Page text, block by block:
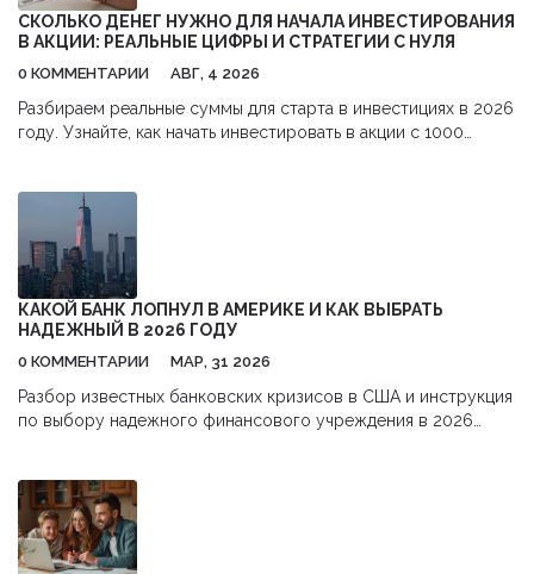
интересные факты сделают посещение выставки проще и
эффективнее.
СКОЛЬКО ДЕНЕГ НУЖНО ДЛЯ НАЧАЛА ИНВЕСТИРОВАНИЯ
В АКЦИИ: РЕАЛЬНЫЕ ЦИФРЫ И СТРАТЕГИИ С НУЛЯ
0 КОММЕНТАРИИ АВГ, 4 2026
Разбираем реальные суммы для старта в инвестициях в 2026
году. Узнайте, как начать инвестировать в акции с 1000
КАКОЙ БАНК ЛОПНУЛ В АМЕРИКЕ И КАК ВЫБРАТЬ
НАДЕЖНЫЙ В 2026 ГОДУ
0 КОММЕНТАРИИ МАР, 31 2026
Разбор известных банковских кризисов в США и инструкция
по выбору надежного финансового учреждения в 2026